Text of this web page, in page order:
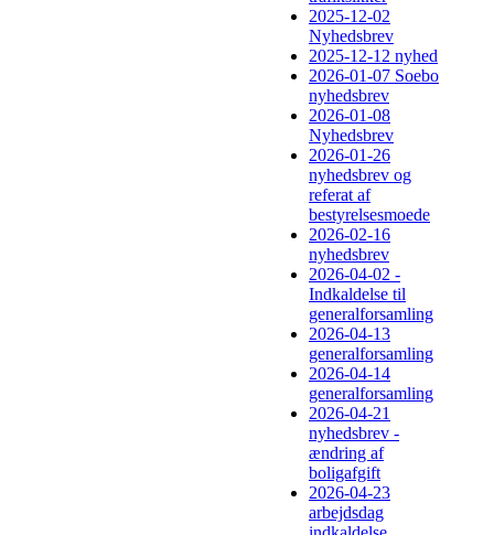
2025-12-02
Nyhedsbrev
2025-12-12 nyhed
2026-01-07 Soebo
nyhedsbrev
2026-01-08
Nyhedsbrev
2026-01-26
nyhedsbrev og
referat af
bestyrelsesmoede
2026-02-16
nyhedsbrev
2026-04-02 -
Indkaldelse til
generalforsamling
2026-04-13
generalforsamling
2026-04-14
generalforsamling
2026-04-21
nyhedsbrev -
ændring af
boligafgift
2026-04-23
arbejdsdag